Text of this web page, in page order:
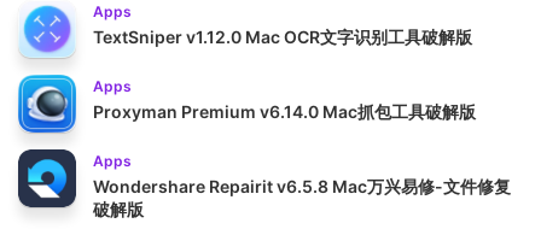
Apps
TextSniper v1.12.0 Mac OCR文字识别工具破解版
Apps
Proxyman Premium v6.14.0 Mac抓包工具破解版
Apps
Wondershare Repairit v6.5.8 Mac万兴易修-文件修复
破解版